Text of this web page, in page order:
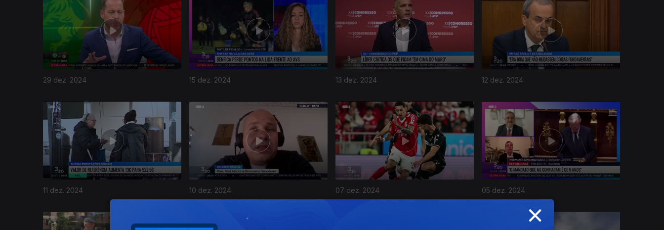
29 dez. 2024 15 dez. 2024 13 dez. 2024 12 dez. 2024
11 dez. 2024 10 dez. 2024 07 dez. 2024 05 dez. 2024
810438 ×